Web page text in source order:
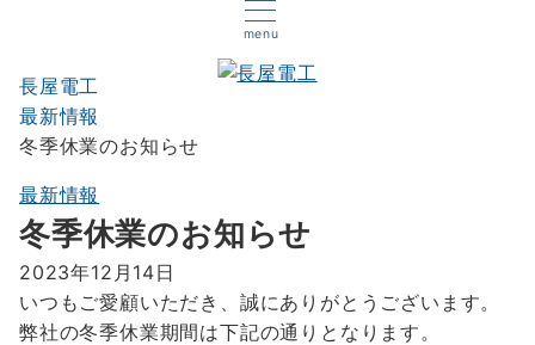
menu
長屋電工
最新情報
冬季休業のお知らせ
最新情報
冬季休業のお知らせ
2023年12月14日
いつもご愛顧いただき、誠にありがとうございます。
弊社の冬季休業期間は下記の通りとなります。